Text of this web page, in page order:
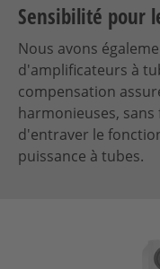
Sensibilité pour
Nous avons
d'amplificateurs à
compensation
harmonieuses,
d'entraver le
puissance à tubes.